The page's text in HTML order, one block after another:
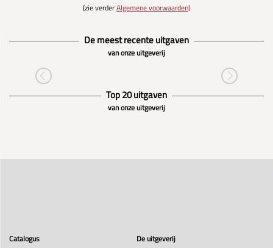
(zie verderAlgemene voorwaarden)
De meest recente uitgaven
van onze uitgeverij
Top 20 uitgaven
van onze uitgeverij
Catalogus
De uitgeverij